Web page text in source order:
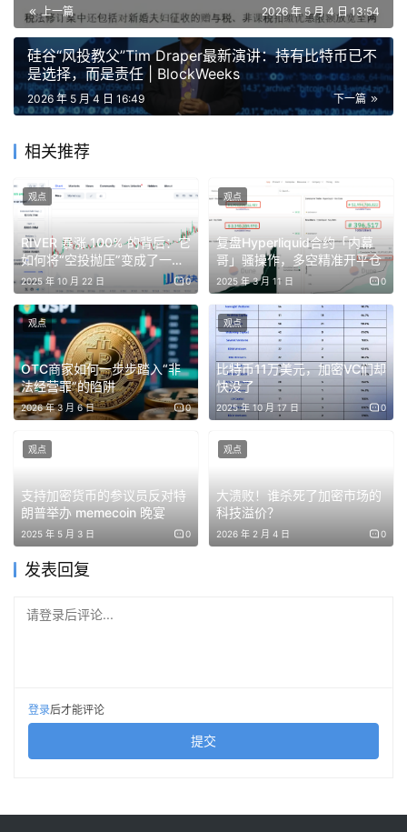
DeFi
加密衍生品交易平台 Liquid 完成1800万美元A轮融资，
Neo和Left Lane Capital领投
加密衍生品交易平台 Liquid 完成1800万美元A轮融资，由
Neo 和 Left Lane Capital 领投，Haun Ventures、K5
投。Liquid 由前 Two Sigma 量化研究员 Franklyn Wang
创立，最初定位为加密永续合约聚合平台，现已扩展至股
票、加密货币、外汇、Polymarket 头寸及Pre-IPO公司股
权二级市场，在部分司法辖区提供最高200倍杠杆。报道指
出，在 Coinbase、Robinhood 等平台同时向非加密资产
延伸之际，Liquid 试图打造统一界面的通用杠杆交易所，
以覆盖多类风险资产的零售交易需求。
RWA收益平台Nuva Digital完成520万美元种子轮融资，
Morgan Creek Digital领投
RWA收益平台Nuva Digital完成520万美元种子轮融资，由
Morgan Creek Digital领投，Ulu Ventures等参投，用于建
设其RWA收益平台Nuva Finance。Nuva由Animoca
Brands与Nuva Labs共同孵化，定位为连接资产发行方与
用户的自托管RWA市场，用户存入USDC后可获得代表份额
Figure Technologies链上资产的nuYLDS和nuHELOCs产
Solana收益交易平台Exponent完成500万美元种子轮融
资，Multicoin Capital领投
上一篇 2026 年 5 月 4 日 13:54
硅谷“风投教父”Tim Draper最新演讲：持有比特币已不
是选择，而是责任 | BlockWeeks
下一篇
2026 年 5 月 4 日 16:49
相关推荐
RIVER 暴涨 100% 的背后：它
如何将“空投抛压”变成了一个
“看涨期权”市场？
2025 年 10 月 22 日 0
观点
复盘Hyperliquid合约「内幕
哥」骚操作，多空精准开平仓
2025 年 3 月 11 日 0
观点
OTC商家如何一步步踏入“非
法经营罪”的陷阱
2026 年 3 月 6 日 0
观点
比特币11万美元，加密VC们却
快没了
2025 年 10 月 17 日 0
观点
支持加密货币的参议员反对特
朗普举办 memecoin 晚宴
2025 年 5 月 3 日 0
观点
大溃败！谁杀死了加密市场的
科技溢价？
2026 年 2 月 4 日 0
观点
发表回复
请登录后评论...
登录后才能评论
提交